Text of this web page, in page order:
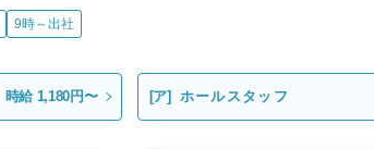
9時～出社
時給 1,180円〜 [ア] ホールスタッフ